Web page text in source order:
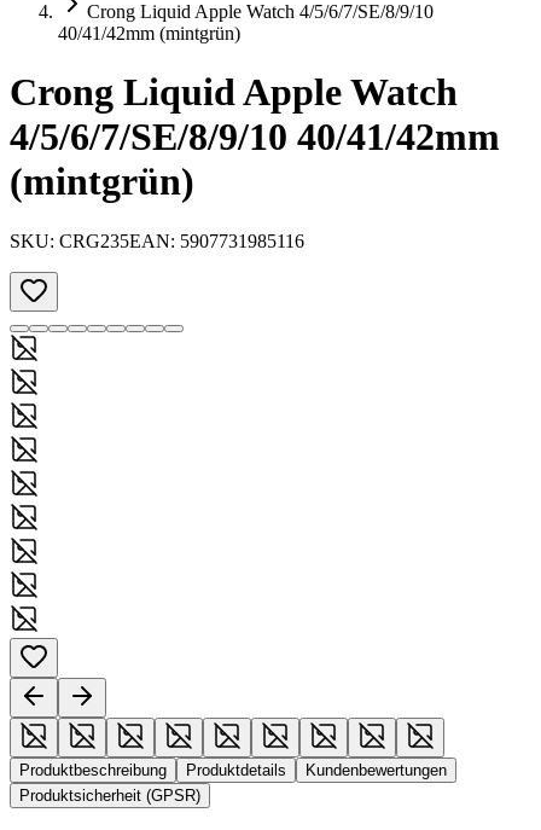
Crong Liquid Apple Watch 4/5/6/7/SE/8/9/10
40/41/42mm (mintgrün)
Crong Liquid Apple Watch
4/5/6/7/SE/8/9/10 40/41/42mm
(mintgrün)
SKU: CRG235EAN: 5907731985116
Produktbeschreibung Produktdetails
Kundenbewertungen
Produktsicherheit (GPSR)